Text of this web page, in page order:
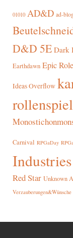
01010 AD&D ad-
D&D 5E Dark
Earthdawn Epic
Ideas Overflow
Carnival RPGaDay
Industries
Red Star Unknown
Verzauberungen&Wünsche